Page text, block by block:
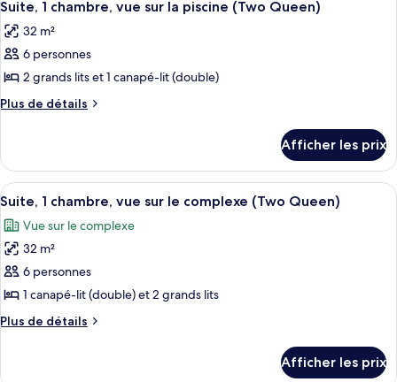
grand
lit
et
1
canapé-
lit,
personnes
à
mobilité
réduite
lit
et
canapé-
lit,
accessible
à
réduite
toutes
les
photos
pour
ce
chambre :
Suite,
1
chambre,
vue
sur
la
piscine
(Two
Suite, 1 chambre, vue sur la piscine (Two Queen)
32 m²
6 personnes
2 grands lits et 1 canapé-lit (double)
Plus de détails
Plus
Suite,
chambre,
sur
la
(Two
Queen)
Afficher les prix
Afficher
toutes
les
photos
pour
ce
type
de
Suite,
Une chambre d’hôtel avec deux lits,
5
Suite, 1 chambre, vue sur le complexe (Two Queen)
Vue sur le complexe
32 m²
6 personnes
1 canapé-lit (double) et 2 grands lits
Plus de détails
Plus
Afficher les prix